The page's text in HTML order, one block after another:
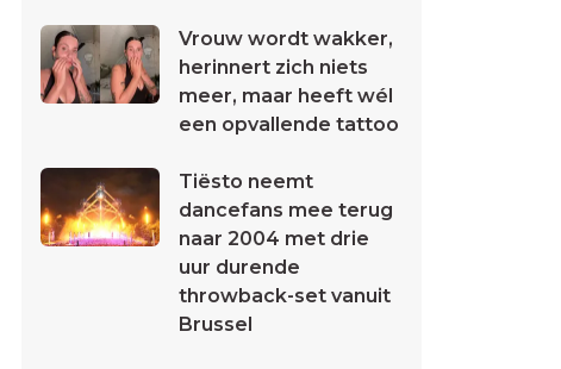
Vrouw wordt wakker,
herinnert zich niets
meer, maar heeft wél
een opvallende tattoo
Tiësto neemt
dancefans mee terug
naar 2004 met drie
uur durende
throwback-set vanuit
Brussel